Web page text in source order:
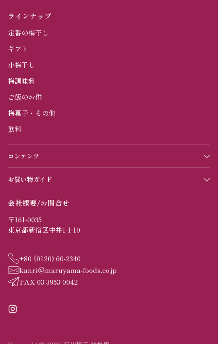
ラインナップ
定番の梅干し
ギフト
小梅干し
梅調味料
ご飯のお供
梅菓子・その他
飲料
コンテンツ
お買い物ガイド
会社概要/お問合せ
〒161-0035
東京都新宿区中井1-1-10
+80 (0120) 60-2340
kanri@maruyama-foods.co.jp
FAX 03-3953-0042